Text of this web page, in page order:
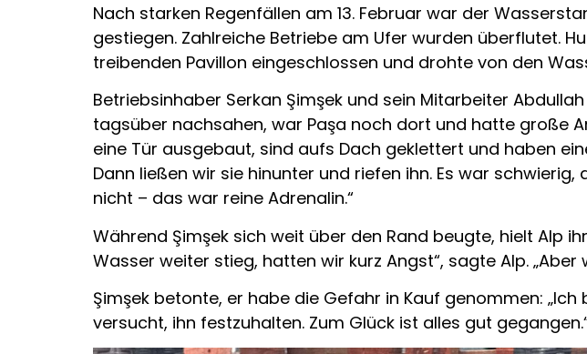
Nach starken Regenfällen am 13. Februar war der
gestiegen. Zahlreiche Betriebe am Ufer wurden überflutet.
treibenden Pavillon eingeschlossen und drohte von den
Betriebsinhaber Serkan Şimşek und sein Mitarbeiter
tagsüber nachsahen, war Paşa noch dort und hatte große
eine Tür ausgebaut, sind aufs Dach geklettert und haben
Dann ließen wir sie hinunter und riefen ihn. Es war
nicht – das war reine Adrenalin.“
Während Şimşek sich weit über den Rand beugte, hielt Alp
Wasser weiter stieg, hatten wir kurz Angst“, sagte Alp. „Aber
Şimşek betonte, er habe die Gefahr in Kauf genommen:
versucht, ihn festzuhalten. Zum Glück ist alles gut